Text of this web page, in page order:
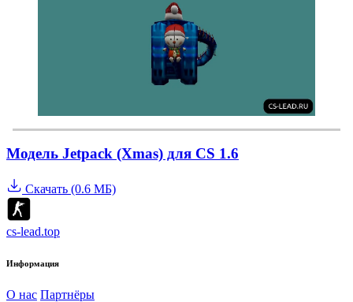
Модель Jetpack (Xmas) для CS 1.6
Скачать (0.6 МБ)
cs-lead.top
Информация
О нас Партнёры